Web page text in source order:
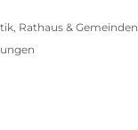
Rathaus & Gemeinden